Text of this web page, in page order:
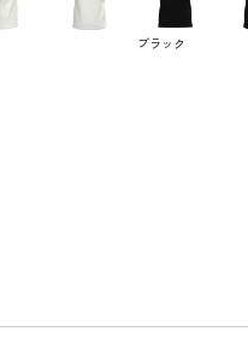
ブラック